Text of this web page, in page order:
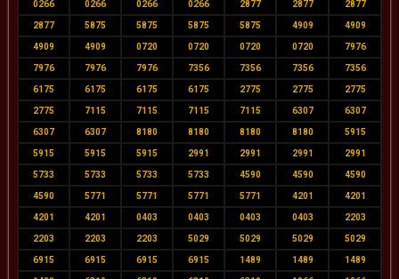
0266 0266 0266 0266 2877 2877 2877
2877 5875 5875 5875 5875 4909 4909
4909 4909 0720 0720 0720 0720 7976
7976 7976 7976 7356 7356 7356 7356
6175 6175 6175 6175 2775 2775 2775
2775 7115 7115 7115 7115 6307 6307
6307 6307 8180 8180 8180 8180 5915
5915 5915 5915 2991 2991 2991 2991
5733 5733 5733 5733 4590 4590 4590
4590 5771 5771 5771 5771 4201 4201
4201 4201 0403 0403 0403 0403 2203
2203 2203 2203 5029 5029 5029 5029
6915 6915 6915 6915 1489 1489 1489